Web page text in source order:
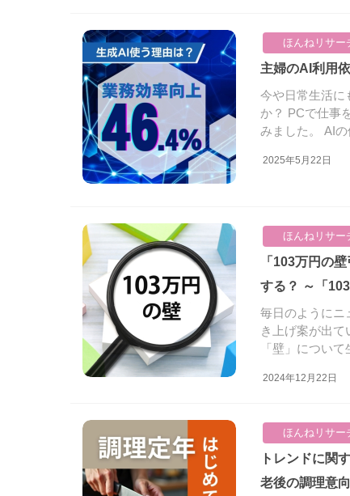
ほんねリサー
2025年5月22日
主婦のAI利
今や日常生活に
か？ PCで仕事
みました。 AIの
ほんねリサー
2024年12月22日
「103万円の壁引き上げ」53.3％が賛成。引き上げで働き方はどう変化
する？ ～「
毎日のようにニ
き上げ案が出
「壁」について
ほんねリサー
トレンドに関するアンケート ～「調理定年」という言葉の認知からみる
老後の調理意